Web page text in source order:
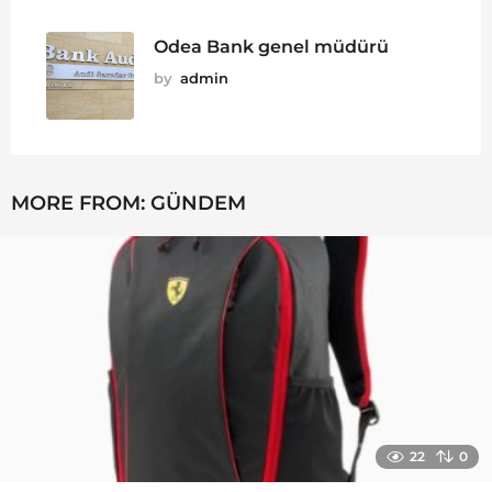
Odea Bank genel müdürü
by admin
MORE FROM: GÜNDEM
22 0